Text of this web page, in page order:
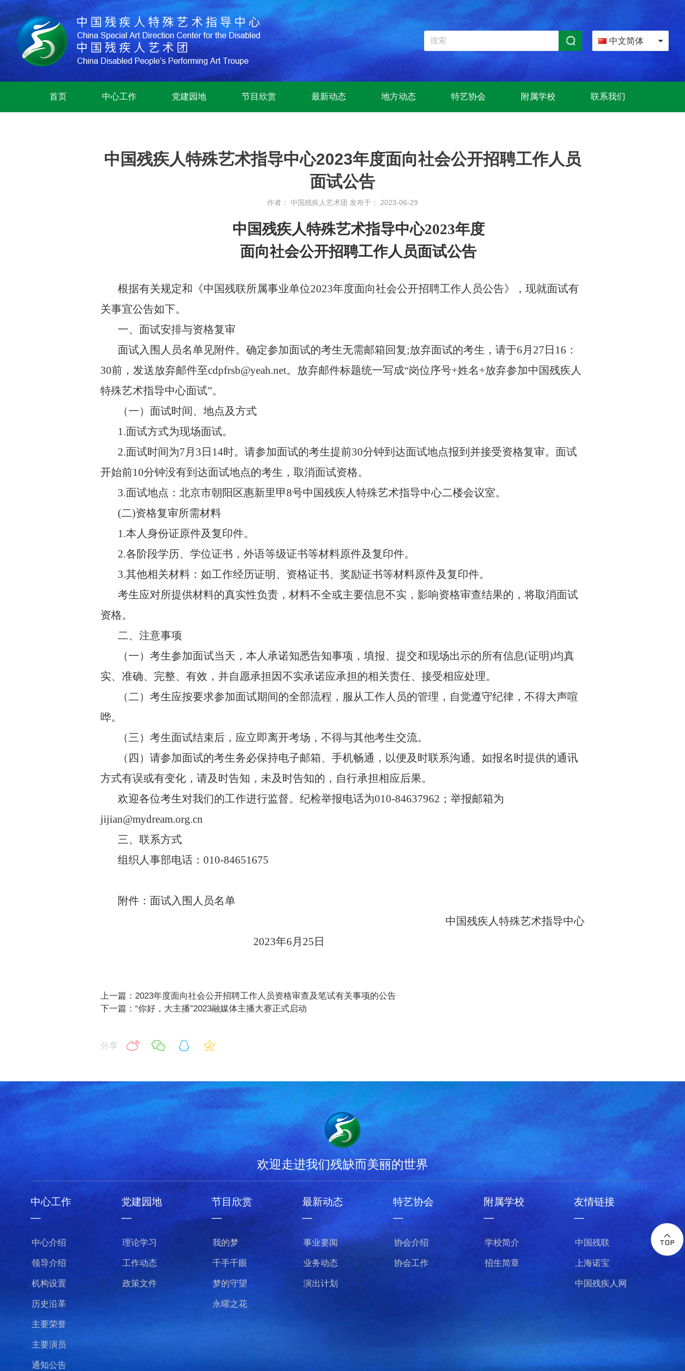
中文简体
首页 中心工作 党建园地 节目欣赏 最新动态 地方动态 特艺协会 附属学校 联系我们
中国残疾人特殊艺术指导中心2023年度面向社会公开招聘工作人员
面试公告
作者： 中国残疾人艺术团 发布于： 2023-06-29
中国残疾人特殊艺术指导中心2023年度
面向社会公开招聘工作人员面试公告
根据有关规定和《中国残联所属事业单位2023年度面向社会公开招聘工作人员公告》，现就面试有
关事宜公告如下。
一、面试安排与资格复审
面试入围人员名单见附件。确定参加面试的考生无需邮箱回复;放弃面试的考生，请于6月 27 日 16 ：
30前，发送放弃邮件至cdpfrsb@yeah.net。放弃邮件标题统一写成“岗位序号+姓名+放弃参加中国残疾人
特殊艺术指导中心面试”。
（一） 面试时间、地点及方式
1.面试方式为现场面试。
2.面试时间为7月 3 日 14时。请参加面试的考生提前30分钟到达面试地点报到并接受资格复审。面试
开始前10分钟没有到达面试地点的考生，取消面试资格。
3.面试地点：北京市朝阳区惠新里甲8号中国残疾人特殊艺术指导中心二楼会议室。
(二)资格复审所需材料
1.本人身份证原件及复印件。
2.各阶段学历、学位证书，外语等级证书等材料原件及复印件。
3.其他相关材料：如工作经历证明、资格证书、奖励证书等材料原件及复印件。
考生应对所提供材料的真实性负责，材料不全或主要信息不实，影响资格审查结果的，将取消面试
资格。
二、注意事项
（一）考生参加面试当天，本人承诺知悉告知事项，填报、提交和现场出示的所有信息(证明)均真
实、准确、完整、有效，并自愿承担因不实承诺应承担的相关责任、接受相应处理。
（二）考生应按要求参加面试期间的全部流程，服从工作人员的管理，自觉遵守纪律，不得大声喧
哗。
（三）考生面试结束后，应立即离开考场，不得与其他考生交流。
（四）请参加面试的考生务必保持电子邮箱、手机畅通，以便及时联系沟通。如报名时提供的通讯
方式有误或有变化，请及时告知，未及时告知的，自行承担相应后果。
欢迎各位考生对我们的工作进行监督。纪检举报电话为010-84637962 ；举报邮箱为
jijian@mydream.org.cn
三、 联系方式
组织人事部电话： 010-84651675
附件： 面试入围人员名单
中国残疾人特殊艺术指导中心
2023年6月 25 日
上一篇：2023年度面向社会公开招聘工作人员资格审查及笔试有关事项的公告
下一篇：“你好，大主播”2023融媒体主播大赛正式启动
分享
欢迎走进我们残缺而美丽的世界
中心工作
—
中心介绍
领导介绍
机构设置
历史沿革
主要荣誉
主要演员
通知公告
党建园地
—
理论学习
工作动态
政策文件
节目欣赏
—
我的梦
千手千眼
梦的守望
永曜之花
最新动态
—
事业要闻
业务动态
演出计划
特艺协会
—
协会介绍
协会工作
附属学校
—
学校简介
招生简章
友情链接
—
中国残联
上海诺宝
中国残疾人网